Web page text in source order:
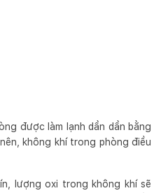
được làm lạnh dần dần bằng
không khí trong phòng điều
lượng oxi trong không khí sẽ